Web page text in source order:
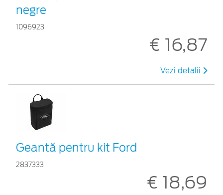
negre
1096923
€ 16,87
Vezi detalii
Geantă pentru kit Ford
2837333
€ 18,69